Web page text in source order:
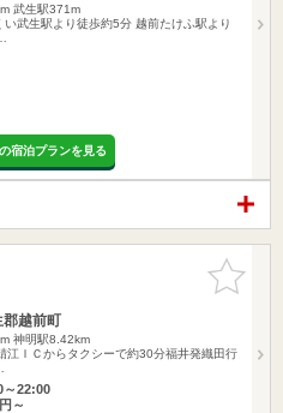
武生駅371m
い武生駅より徒歩約5分 越前たけふ駅より
宿泊プランを見る
お気に入
りに追加
郡越前町
神明駅8.42km
江ＩＣからタクシーで約30分福井発織田行
～22:00
～